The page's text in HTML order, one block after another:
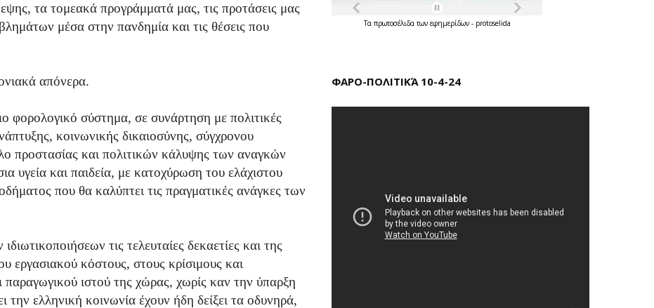
τα τομεακά προγράμματά μας, τις προτάσεις μας
μέσα στην πανδημία και τις θέσεις που
απόνερα.
φορολογικό σύστημα, σε συνάρτηση με πολιτικές
κοινωνικής δικαιοσύνης, σύγχρονου
προστασίας και πολιτικών κάλυψης των αναγκών
υγεία και παιδεία, με κατοχύρωση του ελάχιστου
που θα καλύπτει τις πραγματικές ανάγκες των
τις τελευταίες δεκαετίες και της
εργασιακού κόστους, στους κρίσιμους και
παραγωγικού ιστού της χώρας, χωρίς καν την ύπαρξη
ελληνική κοινωνία έχουν ήδη δείξει τα οδυνηρά,
Τα πρωτοσέλιδατων εφημερίδων - protoselida
ΦΑΡΟ-ΠΟΛΙΤΙΚΆ 10-4-24